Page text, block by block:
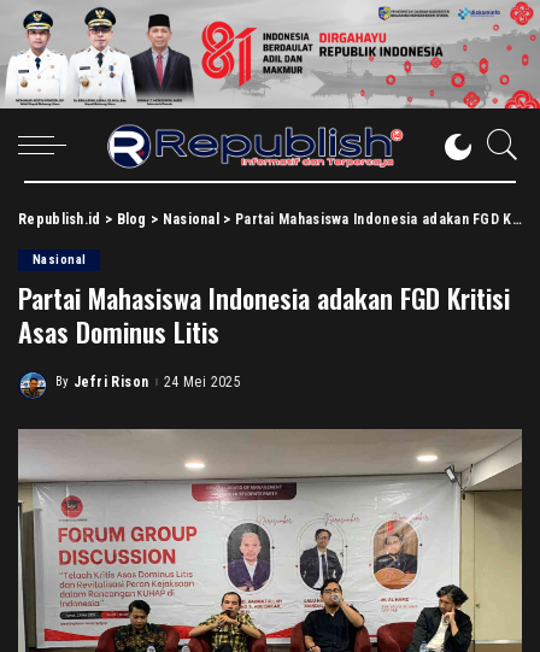
Republish.id > Blog > Nasional > Partai Mahasiswa Indonesia adakan FGD Kritisi Asas Dominus Litis
Nasional
Partai Mahasiswa Indonesia adakan FGD Kritisi
Asas Dominus Litis
Posted
By Jefri Rison 24 Mei 2025